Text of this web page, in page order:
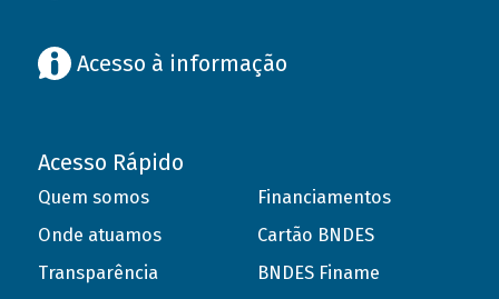
Acesso à informação
Acesso Rápido
Quem somos
Onde atuamos
Transparência
Financiamentos
Cartão BNDES
BNDES Finame